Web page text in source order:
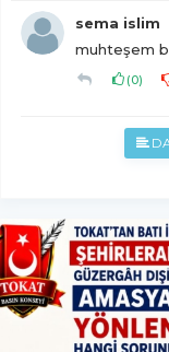
sema islim
muhteşem
(0)